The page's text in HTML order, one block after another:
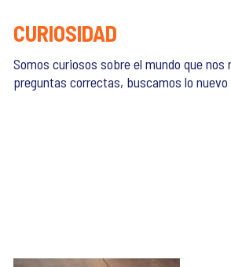
CURIOSIDAD
Somos curiosos sobre el mundo que nos
preguntas correctas, buscamos lo nuevo